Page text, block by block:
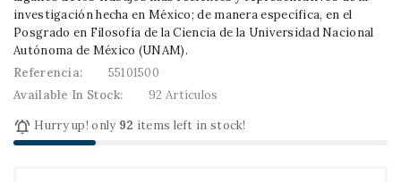
investigación hecha en México; de manera específica, en el
Posgrado en Filosofía de la Ciencia de la Universidad Nacional
Autónoma de México (UNAM).
Referencia:
55101500
Available In Stock:
92 Artículos
 Hurry up! only 92 items left in stock!